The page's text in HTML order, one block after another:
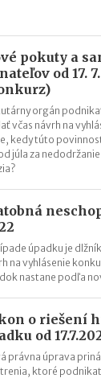
inštitút riešenia
– v čom je
pokuty a
od 17.
orgán
včas návrh na
kedy túto
júla za
úpadku je
na vyhlásenie
nastane podľa
o riešení
od
právna úprava
ktoré